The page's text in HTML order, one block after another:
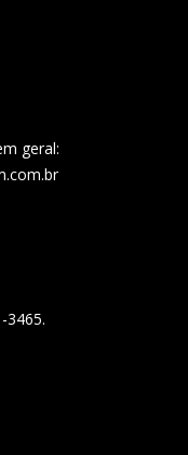
geral:
3465.